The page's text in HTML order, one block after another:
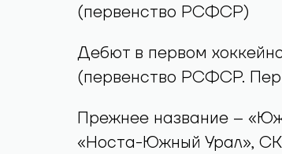
(первенство РСФСР)
Дебют в первом
(первенство РСФСР.
Прежнее название –
«Носта-Южный Урал»,